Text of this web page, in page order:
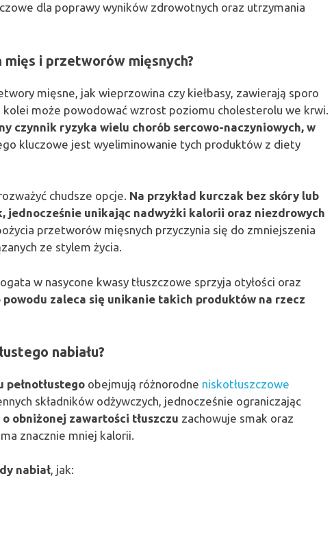
dla poprawy wyników zdrowotnych oraz utrzymania
mięs i przetworów mięsnych?
mięsne, jak wieprzowina czy kiełbasy, zawierają sporo
kolei może powodować wzrost poziomu cholesterolu we krwi.
czynnik ryzyka wielu chorób sercowo-naczyniowych, w
kluczowe jest wyeliminowanie tych produktów z diety
chudsze opcje. Na przykład kurczak bez skóry lub
jednocześnie unikając nadwyżki kalorii oraz niezdrowych
przetworów mięsnych przyczynia się do zmniejszenia
ze stylem życia.
w nasycone kwasy tłuszczowe sprzyja otyłości oraz
powodu zaleca się unikanie takich produktów na rzecz
nabiału?
obejmują różnorodne niskotłuszczowe
składników odżywczych, jednocześnie ograniczając
obniżonej zawartości tłuszczu zachowuje smak oraz
znacznie mniej kalorii.
nabiał, jak: